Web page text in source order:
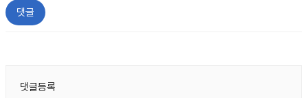
댓글
댓글등록